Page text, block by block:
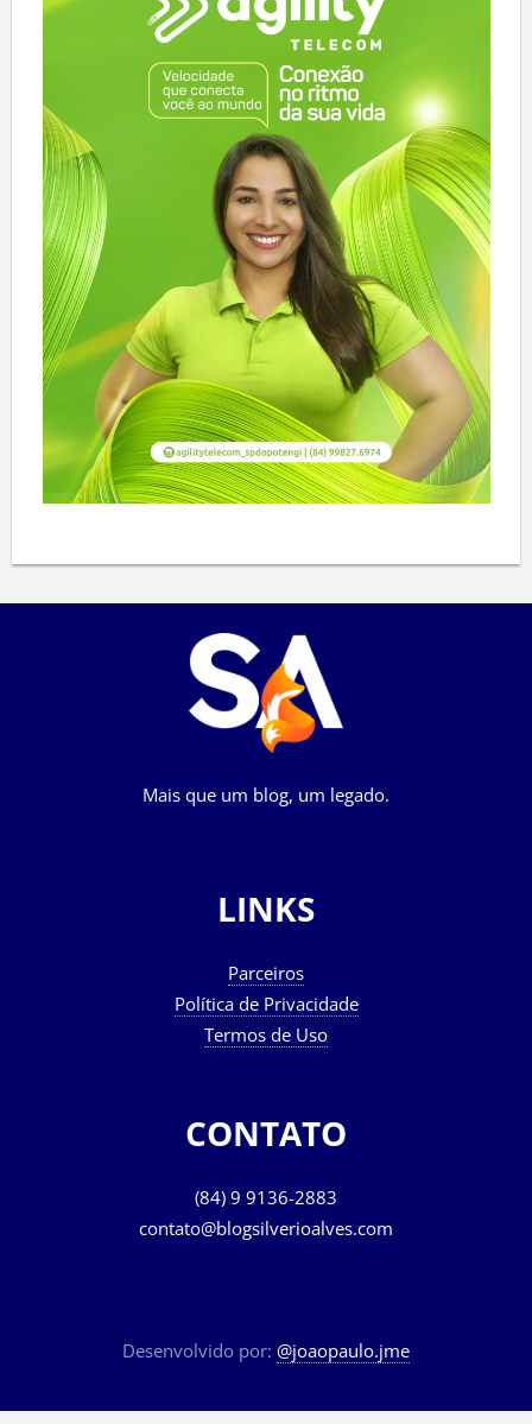
Mais que um blog, um legado.
LINKS
Parceiros
Política de Privacidade
Termos de Uso
CONTATO
(84) 9 9136-2883
contato@blogsilverioalves.com
Desenvolvido por: @joaopaulo.jme